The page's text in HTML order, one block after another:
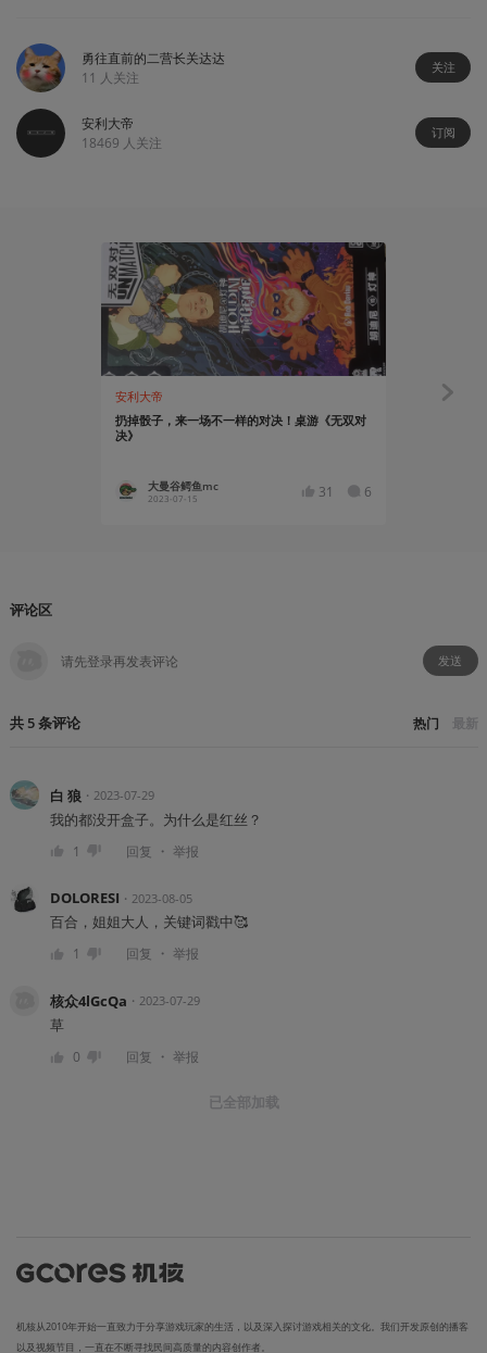
勇往直前的二营长关达达
11 人关注
关注
安利大帝
18469 人关注
订阅
安利大帝
扔掉骰子，来一场不一样的对决！桌游《无双对
决》
大曼谷鳄鱼mc
2023-07-15 31 6
评论区
发送
共 5条评论 热门 最新
白 狼・ 2023-07-29
我的都没开盒子。为什么是红丝？
1 回复 ・ 举报
DOLORESI ・ 2023-08-05
百合，姐姐大人，关键词戳中🥰
1 回复 ・ 举报
核众4lGcQa ・ 2023-07-29
草
0 回复 ・ 举报
已全部加载
机核从2010年开始一直致力于分享游戏玩家的生活，以及深入探讨游戏相关的文化。我们开发原创的播客
以及视频节目，一直在不断寻找民间高质量的内容创作者。